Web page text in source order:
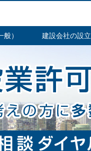
） 建設会社の設立